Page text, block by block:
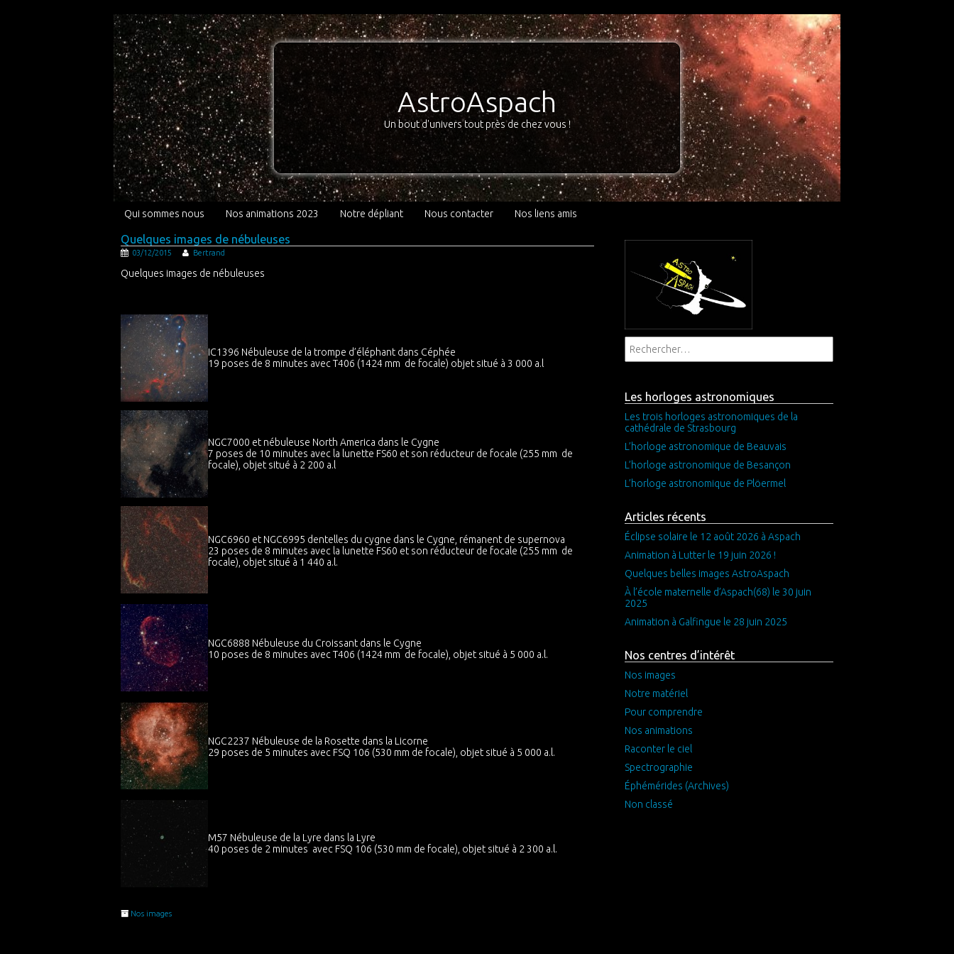
AstroAspach
Un bout d'univers tout près de chez vous !
Qui sommes nous Nos animations 2023 Notre dépliant Nous contacter Nos liens amis
Quelques images de nébuleuses
03/12/2015 Bertrand
Quelques images de nébuleuses
IC1396 Nébuleuse de la trompe d’éléphant dans Céphée
19 poses de 8 minutes avec T406 (1424 mm de focale) objet situé à 3 000 a.l
NGC7000 et nébuleuse North America dans le Cygne
7 poses de 10 minutes avec la lunette FS60 et son réducteur de focale (255 mm de
focale), objet situé à 2 200 a.l
NGC6960 et NGC6995 dentelles du cygne dans le Cygne, rémanent de supernova
23 poses de 8 minutes avec la lunette FS60 et son réducteur de focale (255 mm de
focale), objet situé à 1 440 a.l.
NGC6888 Nébuleuse du Croissant dans le Cygne
10 poses de 8 minutes avec T406 (1424 mm de focale), objet situé à 5 000 a.l.
NGC2237 Nébuleuse de la Rosette dans la Licorne
29 poses de 5 minutes avec FSQ 106 (530 mm de focale), objet situé à 5 000 a.l.
M57 Nébuleuse de la Lyre dans la Lyre
40 poses de 2 minutes avec FSQ 106 (530 mm de focale), objet situé à 2 300 a.l.
Nos images
Les horloges astronomiques
Les trois horloges astronomiques de la
cathédrale de Strasbourg
L’horloge astronomique de Beauvais
L’horloge astronomique de Besançon
L’horloge astronomique de Plöermel
Articles récents
Éclipse solaire le 12 août 2026 à Aspach
Animation à Lutter le 19 juin 2026 !
Quelques belles images AstroAspach
À l’école maternelle d’Aspach(68) le 30 juin
2025
Animation à Galfingue le 28 juin 2025
Nos centres d’intérêt
Nos images
Notre matériel
Pour comprendre
Nos animations
Raconter le ciel
Spectrographie
Éphémérides (Archives)
Non classé